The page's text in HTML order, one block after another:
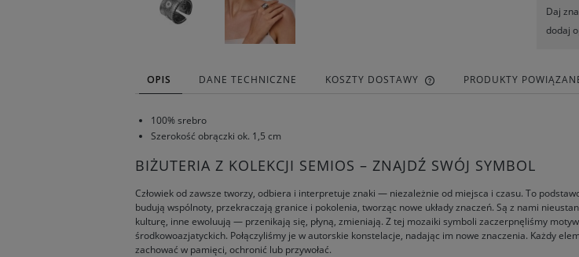
Daj
dodaj
OPIS DANE TECHNICZNE KOSZTY DOSTAWY PRODUKTY
100% srebro
Szerokość obrączki ok. 1,5 cm
BIŻUTERIA Z KOLEKCJI SEMIOS – ZNAJDŹ SWÓJ SYMBOL
Człowiek od zawsze tworzy, odbiera i interpretuje znaki — niezależnie od miejsca i czasu. To
budują wspólnoty, przekraczają granice i pokolenia, tworząc nowe układy znaczeń. Są z nami
kulturę, inne ewoluują — przenikają się, płyną, zmieniają. Z tej mozaiki symboli zaczerpnęliśmy
środkowoazjatyckich. Połączyliśmy je w autorskie konstelacje, nadając im nowe znaczenia. Każdy
zachować w pamięci, ochronić lub przywołać.